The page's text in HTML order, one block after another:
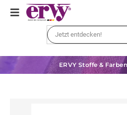
ERVY Stoffe &